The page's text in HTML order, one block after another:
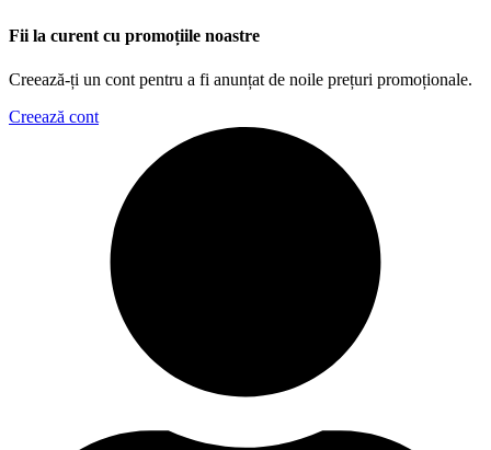
Fii la curent cu promoțiile noastre
Creează-ți un cont pentru a fi anunțat de noile prețuri promoționale.
Creează cont